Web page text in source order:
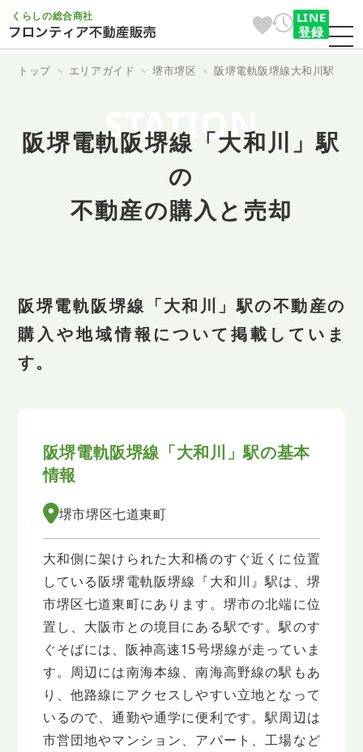
くらしの総合商社
LINE
登録
トップ エリアガイド 堺市堺区 阪堺電軌阪堺線大和川駅
STATION
阪堺電軌阪堺線「大和川」駅
の
不動産の購入と売却
阪堺電軌阪堺線「大和川」駅の不動産の
購入や地域情報について掲載していま
す。
阪堺電軌阪堺線「大和川」駅の基本
情報
堺市堺区七道東町
大和側に架けられた大和橋のすぐ近くに位置
している阪堺電軌阪堺線『大和川』駅は、堺
市堺区七道東町にあります。堺市の北端に位
置し、大阪市との境目にある駅です。駅のす
ぐそばには、阪神高速15号堺線が走っていま
す。周辺には南海本線、南海高野線の駅もあ
り、他路線にアクセスしやすい立地となって
いるので、通勤や通学に便利です。駅周辺は
市営団地やマンション、アパート、工場など